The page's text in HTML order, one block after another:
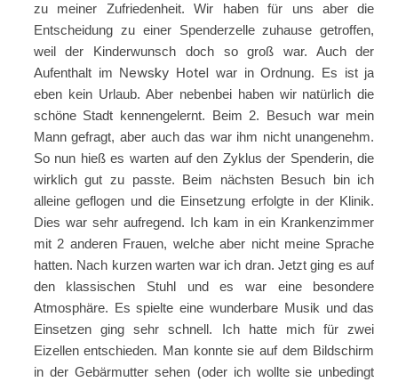
zu meiner Zufriedenheit. Wir haben für uns aber die
Entscheidung zu einer Spenderzelle zuhause getroffen,
weil der Kinderwunsch doch so groß war. Auch der
Aufenthalt im Newsky Hotel war in Ordnung. Es ist ja
eben kein Urlaub. Aber nebenbei haben wir natürlich die
schöne Stadt kennengelernt. Beim 2. Besuch war mein
Mann gefragt, aber auch das war ihm nicht unangenehm.
So nun hieß es warten auf den Zyklus der Spenderin, die
wirklich gut zu passte. Beim nächsten Besuch bin ich
alleine geflogen und die Einsetzung erfolgte in der Klinik.
Dies war sehr aufregend. Ich kam in ein Krankenzimmer
mit 2 anderen Frauen, welche aber nicht meine Sprache
hatten. Nach kurzen warten war ich dran. Jetzt ging es auf
den klassischen Stuhl und es war eine besondere
Atmosphäre. Es spielte eine wunderbare Musik und das
Einsetzen ging sehr schnell. Ich hatte mich für zwei
Eizellen entschieden. Man konnte sie auf dem Bildschirm
in der Gebärmutter sehen (oder ich wollte sie unbedingt